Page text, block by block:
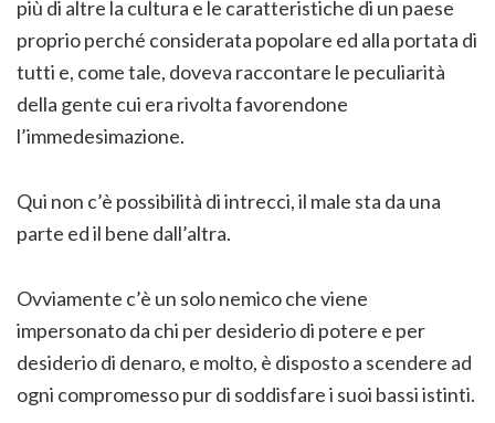
più di altre la cultura e le caratteristiche di un paese
proprio perché considerata popolare ed alla portata di
tutti e, come tale, doveva raccontare le peculiarità
della gente cui era rivolta favorendone
l’immedesimazione.
Qui non c’è possibilità di intrecci, il male sta da una
parte ed il bene dall’altra.
Ovviamente c’è un solo nemico che viene
impersonato da chi per desiderio di potere e per
desiderio di denaro, e molto, è disposto a scendere ad
ogni compromesso pur di soddisfare i suoi bassi istinti.